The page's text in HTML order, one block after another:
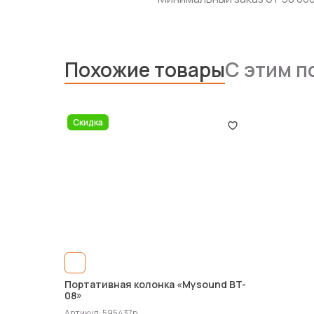
Похожие товарыС этим
Скидка
Портативная колонка «Mysound BT-
08»